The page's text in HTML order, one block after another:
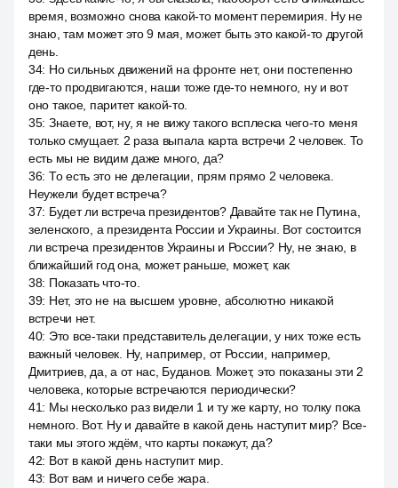
время, возможно снова какой-то момент перемирия. Ну не
знаю, там может это 9 мая, может быть это какой-то другой
день.
34: Но сильных движений на фронте нет, они постепенно
где-то продвигаются, наши тоже где-то немного, ну и вот
оно такое, паритет какой-то.
35: Знаете, вот, ну, я не вижу такого всплеска чего-то меня
только смущает. 2 раза выпала карта встречи 2 человек. То
есть мы не видим даже много, да?
36: То есть это не делегации, прям прямо 2 человека.
Неужели будет встреча?
37: Будет ли встреча президентов? Давайте так не Путина,
зеленского, а президента России и Украины. Вот состоится
ли встреча президентов Украины и России? Ну, не знаю, в
ближайший год она, может раньше, может, как
38: Показать что-то.
39: Нет, это не на высшем уровне, абсолютно никакой
встречи нет.
40: Это все-таки представитель делегации, у них тоже есть
важный человек. Ну, например, от России, например,
Дмитриев, да, а от нас, Буданов. Может, это показаны эти 2
человека, которые встречаются периодически?
41: Мы несколько раз видели 1 и ту же карту, но толку пока
немного. Вот. Ну и давайте в какой день наступит мир? Все-
таки мы этого ждём, что карты покажут, да?
42: Вот в какой день наступит мир.
43: Вот вам и ничего себе жара.